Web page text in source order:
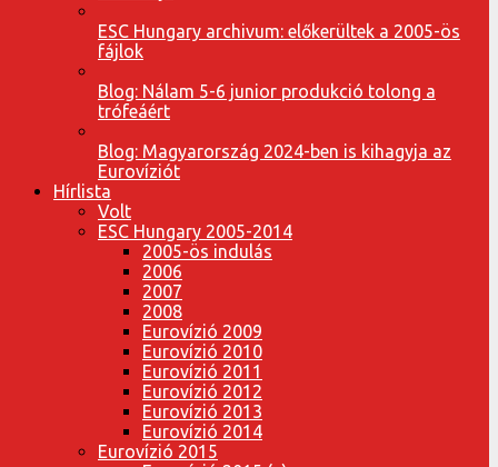
ESC Hungary archivum: előkerültek a 2005-ös
fájlok
Blog: Nálam 5-6 junior produkció tolong a
trófeáért
Blog: Magyarország 2024-ben is kihagyja az
Eurovíziót
Hírlista
Volt
ESC Hungary 2005-2014
2005-ös indulás
2006
2007
2008
Eurovízió 2009
Eurovízió 2010
Eurovízió 2011
Eurovízió 2012
Eurovízió 2013
Eurovízió 2014
Eurovízió 2015